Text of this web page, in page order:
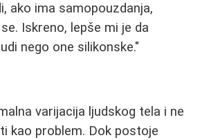
ako ima samopouzdanja,
Iskreno, lepše mi je da
nego one silikonske."
varijacija ljudskog tela i ne
kao problem. Dok postoje